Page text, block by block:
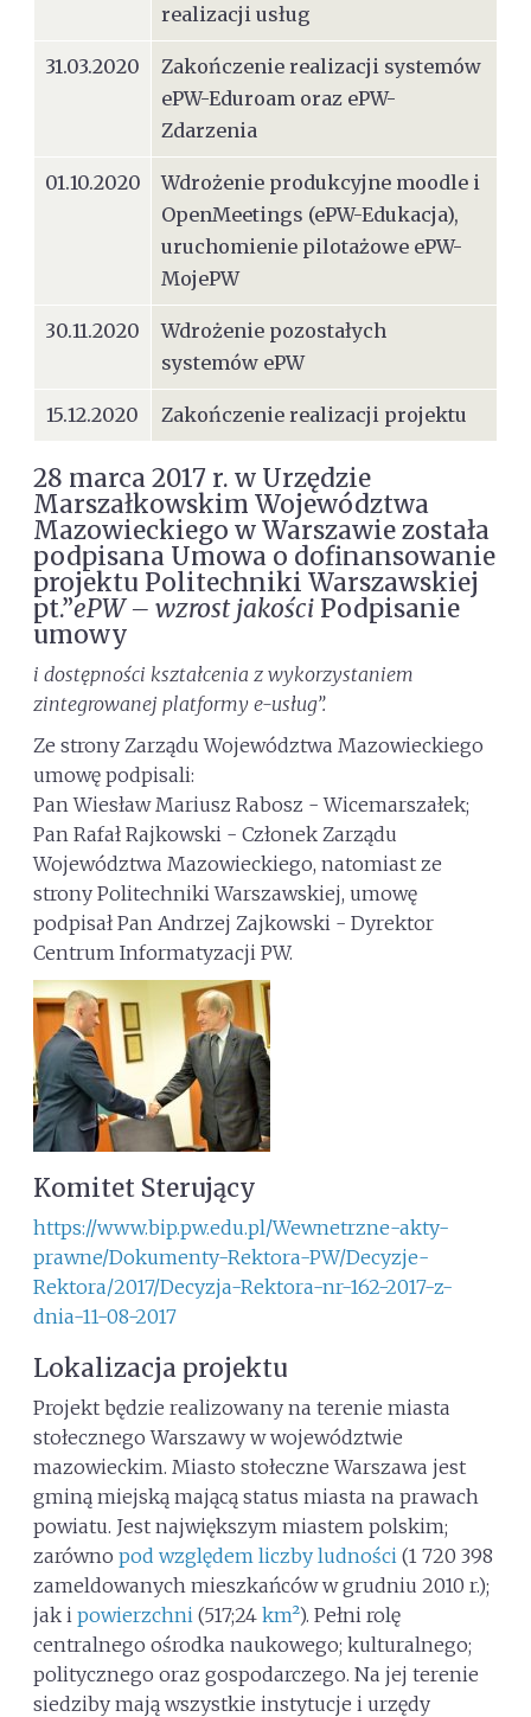
realizacji usług
31.03.2020
Zakończenie realizacji systemów
ePW-Eduroam oraz ePW-
Zdarzenia
01.10.2020
Wdrożenie produkcyjne moodle i
OpenMeetings (ePW-Edukacja),
uruchomienie pilotażowe ePW-
MojePW
30.11.2020
Wdrożenie pozostałych
systemów ePW
15.12.2020 Zakończenie realizacji projektu
28 marca 2017 r. w Urzędzie
Marszałkowskim Województwa
Mazowieckiego w Warszawie została
podpisana Umowa o dofinansowanie
projektu Politechniki Warszawskiej
pt.”ePW – wzrost jakości Podpisanie
umowy
i dostępności kształcenia z wykorzystaniem
zintegrowanej platformy e-usług”.
Ze strony Zarządu Województwa Mazowieckiego
umowę podpisali:
Pan Wiesław Mariusz Rabosz - Wicemarszałek;
Pan Rafał Rajkowski - Członek Zarządu
Województwa Mazowieckiego, natomiast ze
strony Politechniki Warszawskiej, umowę
podpisał Pan Andrzej Zajkowski - Dyrektor
Centrum Informatyzacji PW.
Komitet Sterujący
https://www.bip.pw.edu.pl/Wewnetrzne-akty-
prawne/Dokumenty-Rektora-PW/Decyzje-
Rektora/2017/Decyzja-Rektora-nr-162-2017-z-
dnia-11-08-2017
Lokalizacja projektu
Projekt będzie realizowany na terenie miasta
stołecznego Warszawy w województwie
mazowieckim. Miasto stołeczne Warszawa jest
gminą miejską mającą status miasta na prawach
powiatu. Jest największym miastem polskim;
zarówno pod względem liczby ludności (1 720 398
zameldowanych mieszkańców w grudniu 2010 r.);
jak i powierzchni (517;24 km²). Pełni rolę
centralnego ośrodka naukowego; kulturalnego;
politycznego oraz gospodarczego. Na jej terenie
siedziby mają wszystkie instytucje i urzędy